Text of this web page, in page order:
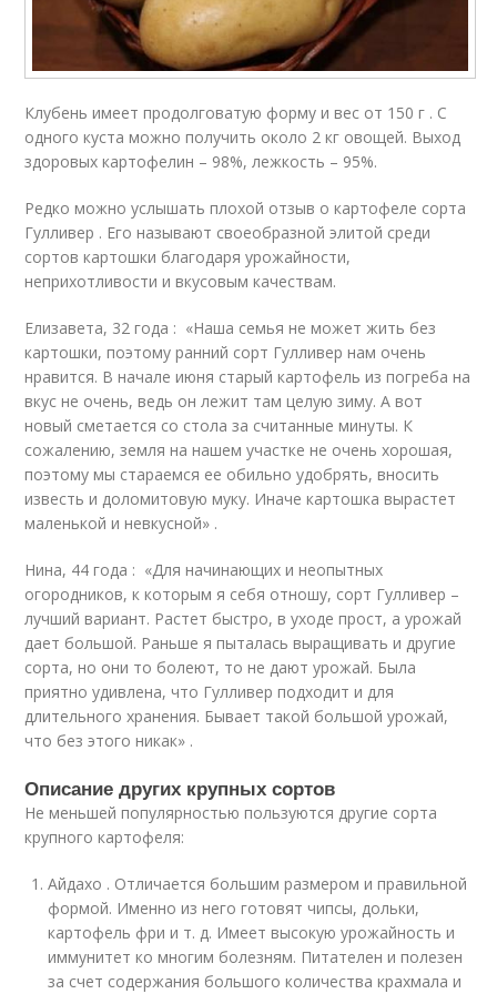
Клубень имеет продолговатую форму и вес от 150 г . С
одного куста можно получить около 2 кг овощей. Выход
здоровых картофелин – 98%, лежкость – 95%.
Редко можно услышать плохой отзыв о картофеле сорта
Гулливер . Его называют своеобразной элитой среди
сортов картошки благодаря урожайности,
неприхотливости и вкусовым качествам.
Елизавета, 32 года : «Наша семья не может жить без
картошки, поэтому ранний сорт Гулливер нам очень
нравится. В начале июня старый картофель из погреба на
вкус не очень, ведь он лежит там целую зиму. А вот
новый сметается со стола за считанные минуты. К
сожалению, земля на нашем участке не очень хорошая,
поэтому мы стараемся ее обильно удобрять, вносить
известь и доломитовую муку. Иначе картошка вырастет
маленькой и невкусной» .
Нина, 44 года : «Для начинающих и неопытных
огородников, к которым я себя отношу, сорт Гулливер –
лучший вариант. Растет быстро, в уходе прост, а урожай
дает большой. Раньше я пыталась выращивать и другие
сорта, но они то болеют, то не дают урожай. Была
приятно удивлена, что Гулливер подходит и для
длительного хранения. Бывает такой большой урожай,
что без этого никак» .
Описание других крупных сортов
Не меньшей популярностью пользуются другие сорта
крупного картофеля:
Айдахо . Отличается большим размером и правильной
формой. Именно из него готовят чипсы, дольки,
картофель фри и т. д. Имеет высокую урожайность и
иммунитет ко многим болезням. Питателен и полезен
за счет содержания большого количества крахмала и